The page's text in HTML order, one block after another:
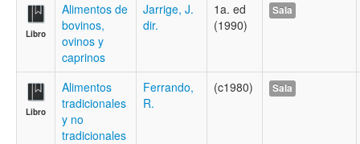
Libro
Alimentos de
bovinos,
ovinos y
caprinos
Jarrige, J.
dir.
1a. ed
(1990)
Sala
Libro
Alimentos
tradicionales
y no
tradicionales
Ferrando,
R.
(c1980) Sala